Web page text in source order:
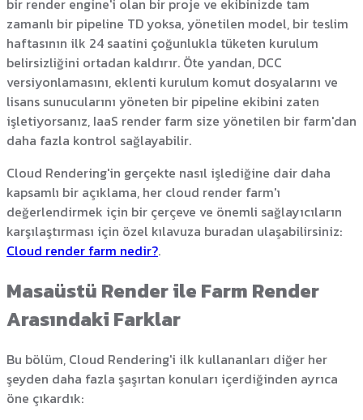
bir render engine'i olan bir proje ve ekibinizde tam
zamanlı bir pipeline TD yoksa, yönetilen model, bir teslim
haftasının ilk 24 saatini çoğunlukla tüketen kurulum
belirsizliğini ortadan kaldırır. Öte yandan, DCC
versiyonlamasını, eklenti kurulum komut dosyalarını ve
lisans sunucularını yöneten bir pipeline ekibini zaten
işletiyorsanız, IaaS render farm size yönetilen bir farm'dan
daha fazla kontrol sağlayabilir.
Cloud Rendering'in gerçekte nasıl işlediğine dair daha
kapsamlı bir açıklama, her cloud render farm'ı
değerlendirmek için bir çerçeve ve önemli sağlayıcıların
karşılaştırması için özel kılavuza buradan ulaşabilirsiniz:
Cloud render farm nedir?.
Masaüstü Render ile Farm Render
Arasındaki Farklar
Bu bölüm, Cloud Rendering'i ilk kullananları diğer her
şeyden daha fazla şaşırtan konuları içerdiğinden ayrıca
öne çıkardık: